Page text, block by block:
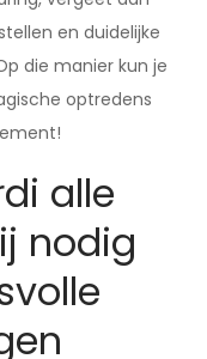
en duidelijke
die manier kun je
optredens
alle
nodig